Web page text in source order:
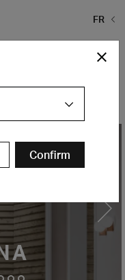
FR
bois
Confirm